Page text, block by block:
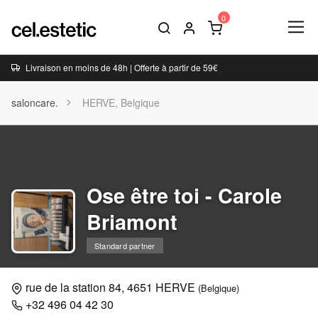
Livraison en moins de 48h | Offerte à partir de 59€
saloncare. HERVE, Belgique
Ose être toi - Carole
Briamont
Standard partner
rue de la station 84, 4651 HERVE (Belgique)
+32 496 04 42 30